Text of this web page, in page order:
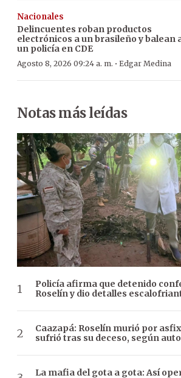
Nacionales
Delincuentes roban productos
electrónicos a un brasileño y balean
un policía en CDE
Agosto 8, 2026 09:24 a. m. · Edgar Medina
Notas más leídas
Policía afirma que detenido
Roselín y dio detalles
Caazapá: Roselín murió por
sufrió tras su deceso, según
La mafia del gota a gota: Así